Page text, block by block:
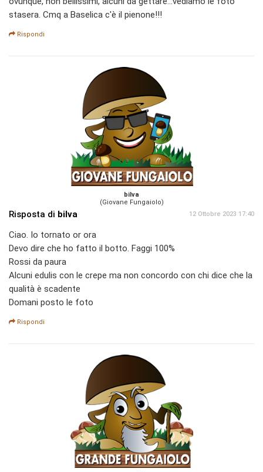
stasera. Cmq a Baselica c'è il pienone!!!
Rispondi
bilva
(Giovane Fungaiolo)
Risposta di bilva 12 Ottobre 2023 17:40
Ciao. Io tornato or ora
Devo dire che ho fatto il botto. Faggi 100%
Rossi da paura
Alcuni edulis con le crepe ma non concordo con chi dice che la
qualità è scadente
Domani posto le foto
Rispondi